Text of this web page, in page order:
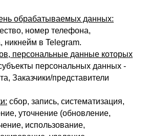
обрабатываемых данных:
номер телефона,
никнейм в Telegram.
персональные данные которых
персональных данных -
Заказчики/представители
сбор, запись, систематизация,
уточнение (обновление,
использование,